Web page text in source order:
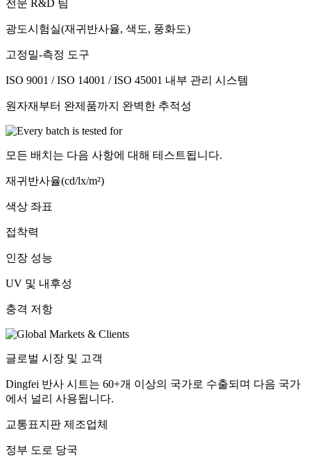
전문 R&D 팀
광도시험실(재귀반사율, 색도, 풍화도)
고정밀-측정 도구
ISO 9001 / ISO 14001 / ISO 45001 내부 관리 시스템
원자재부터 완제품까지 완벽한 추적성
모든 배치는 다음 사항에 대해 테스트됩니다.
재귀반사율(cd/lx/m²)
색상 좌표
접착력
인장 성능
UV 및 내후성
충격 저항
글로벌 시장 및 고객
Dingfei 반사 시트는 60+개 이상의 국가로 수출되며 다음 국가
에서 널리 사용됩니다.
교통표지판 제조업체
정부 도로 당국